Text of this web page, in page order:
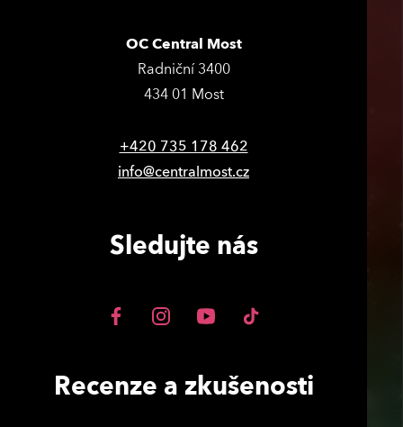
OC Central Most
Radniční 3400
434 01 Most
+420 735 178 462
info@centralmost.cz
Sledujte nás
Recenze a zkušenosti